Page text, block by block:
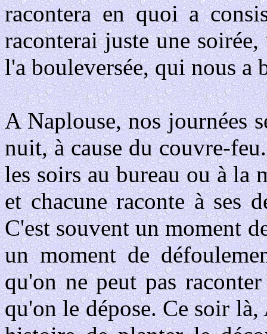
racontera en quoi a
raconterai juste une
l'a bouleversée, qui nous a
A Naplouse, nos journées
nuit, à cause du couvre-
les soirs au bureau ou à la
et chacune raconte à ses
C'est souvent un moment
un moment de
qu'on ne peut pas
qu'on le dépose. Ce soir